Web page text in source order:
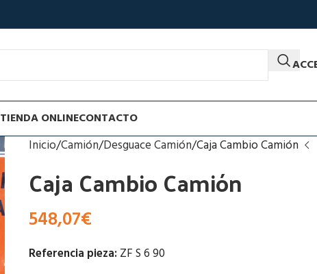
TIENDA ONLINECONTACTO
Inicio Camión Desguace Camión Caja Cambio Camión
Caja Cambio Camión
548,07€
Referencia pieza: ZF S 6 90